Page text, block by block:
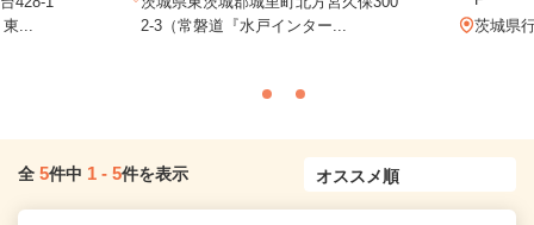
...
2-3（常磐道『水戸インター...
茨城県
全 5件中 1 - 5件を表示